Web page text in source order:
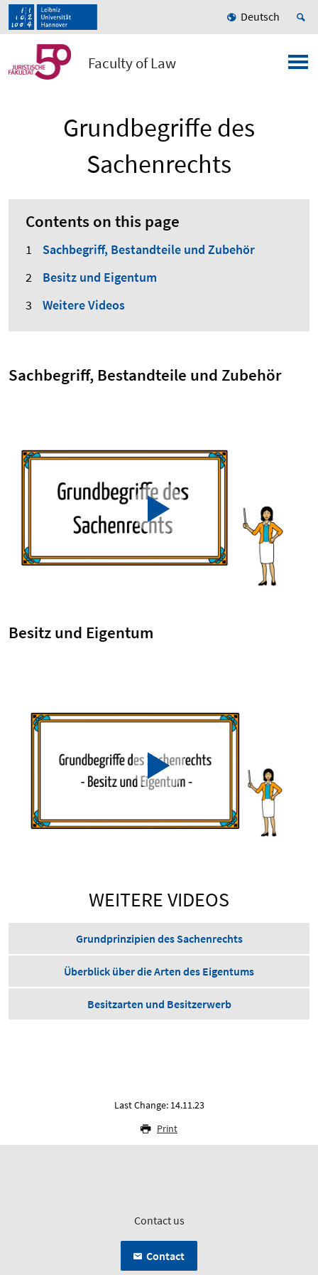
Deutsch
Faculty of Law
Grundbegriffe des
Sachenrechts
Contents on this page
Sachbegriff, Bestandteile und Zubehör
Besitz und Eigentum
Weitere Videos
Sachbegriff, Bestandteile und Zubehör
Besitz und Eigentum
WEITERE VIDEOS
Grundprinzipien des Sachenrechts
Überblick über die Arten des Eigentums
Besitzarten und Besitzerwerb
Last Change: 14.11.23
Print
Contact us
Contact